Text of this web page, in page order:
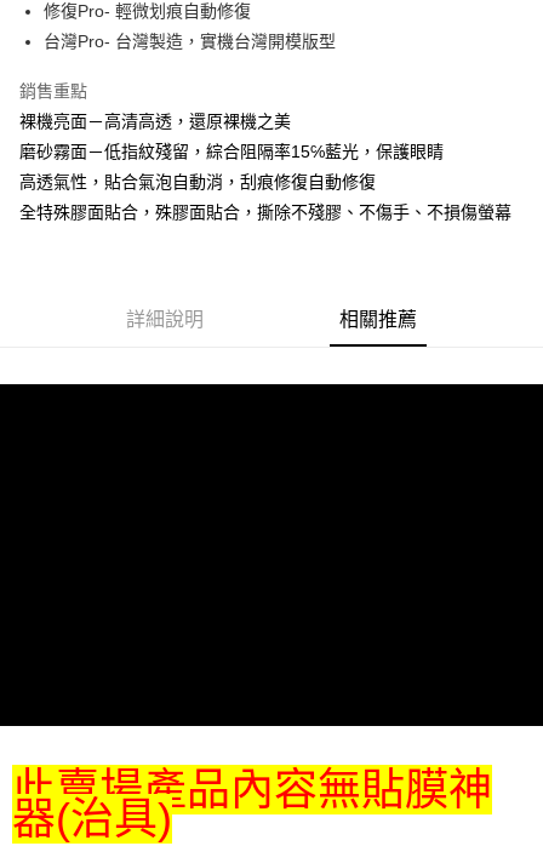
運送方式
全家取貨付款
每筆NT$60，滿NT$390(含以上)免運費
7-11取貨付款
修復Pro- 輕微划痕自動修復
台灣Pro- 台灣製造，實機台灣開模版型
銷售重點
裸機亮面－高清高透，還原裸機之美
磨砂霧面－低指紋殘留，綜合阻隔率15℅藍光，保護眼睛
高透氣性，貼合氣泡自動消，刮痕修復自動修復
全特殊膠面貼合，殊膠面貼合，撕除不殘膠、不傷手、不損傷螢幕
詳細說明 相關推薦
此賣場產品內容無貼膜神
器(治具)